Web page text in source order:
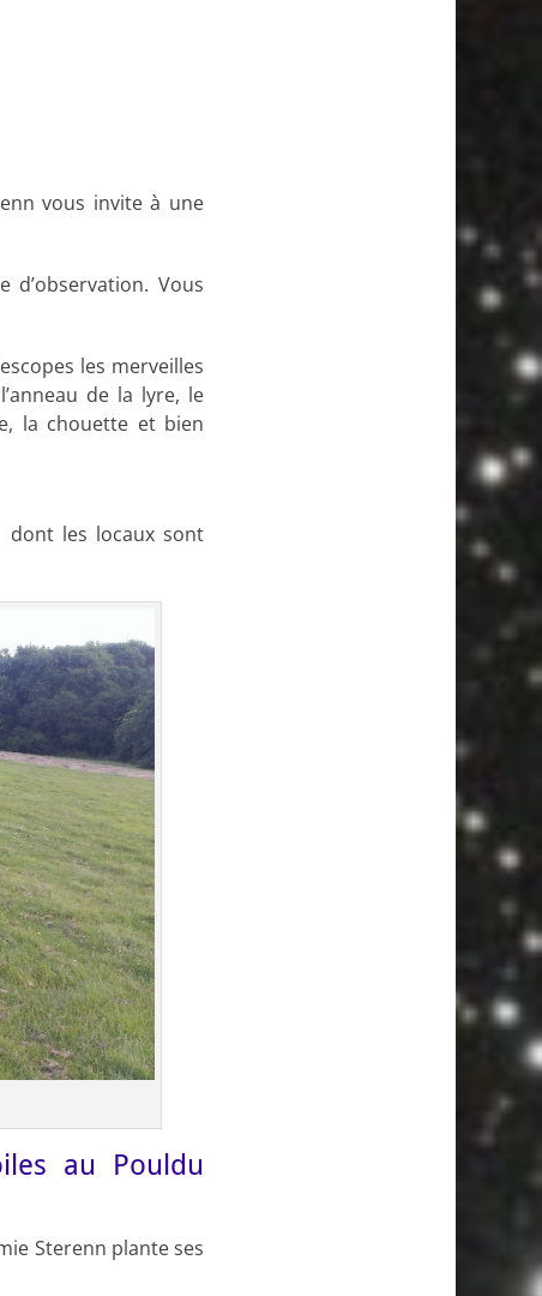
vous invite à une
Vous
les merveilles
de la lyre, le
la chouette et bien
dont les locaux sont
au Pouldu
Sterenn plante ses